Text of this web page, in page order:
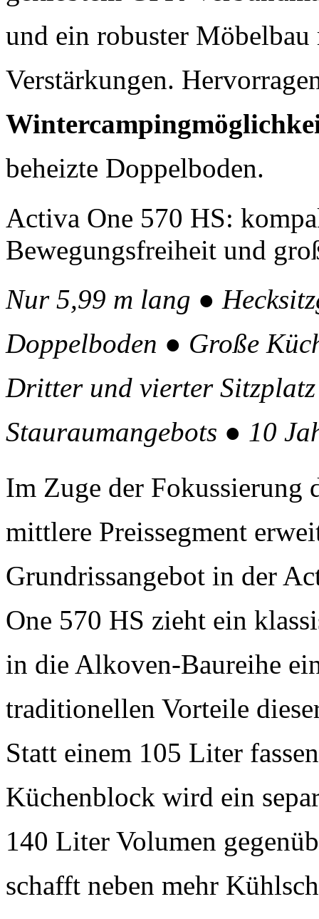
und ein robuster
Verstärkungen.
beheizte Doppelboden.
Activa One 570 HS:
Bewegungsfreiheit und
Nur 5,99 m lang ●
Doppelboden ● Große
Dritter und vierter
Stauraumangebots ● 10
Im Zuge der Fokussierung
mittlere Preissegment
Grundrissangebot in der
One 570 HS zieht ein
in die Alkoven-Baureihe
traditionellen Vorteile
Statt einem 105 Liter
Küchenblock wird ein
140 Liter Volumen
schafft neben mehr